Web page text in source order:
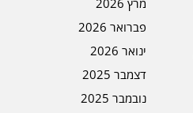
מרץ 2026
פברואר 2026
ינואר 2026
דצמבר 2025
נובמבר 2025